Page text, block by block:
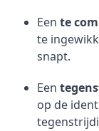
Een te
te
snapt.
Een
op de